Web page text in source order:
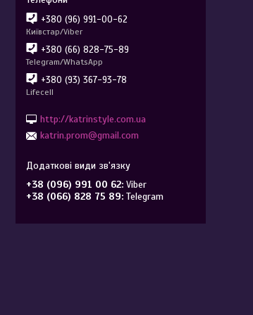
+380 (96) 991-00-62
Київстар/Viber
+380 (66) 828-75-89
Telegram/WhatsApp
+380 (93) 367-93-78
Lifecell
http://katrinstyle.com.ua
katrin.prom@gmail.com
+38 (096) 991 00 62 Viber
+38 (066) 828 75 89 Telegram